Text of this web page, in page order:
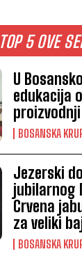
TOP 5 OVE
U
edukacija
proizvodnji
BOSANSKA
Jezerski
jubilarnog
Crvena
za veliki
BOSANSKA